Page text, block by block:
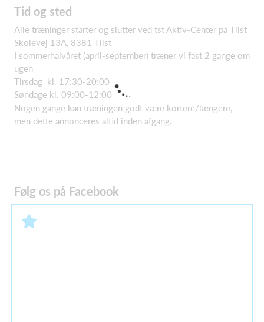
Tid og sted
Alle træninger starter og slutter ved tst Aktiv-Center på Tilst
Skolevej 13A, 8381 Tilst
I sommerhalvåret (april-september) træner vi fast 2 gange om
ugen
Tirsdag kl. 17:30-20:00
Søndage kl. 09:00-12:00
Nogen gange kan træningen godt være kortere/længere,
men dette annonceres altid inden afgang.
Følg os på Facebook